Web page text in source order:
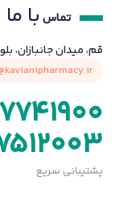
تماس با ما
قم، میدان جانبازان،
7741900
پشتیبانی سریع